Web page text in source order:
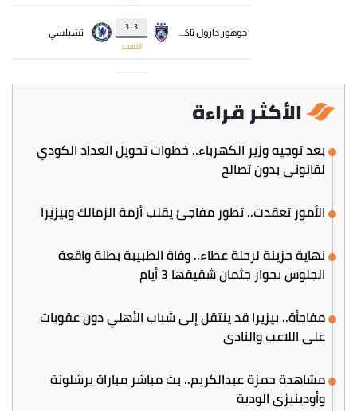
الأكثر قراءة
بعد توجيه وزير الكهرباء.. خطوات تحويل العداد الكودي
لقانوني بدون تصالح
الأمور تعقدت.. تطور مفاجئ يقلب أزمة الزمالك وبيزيرا
نهاية حزينة لرحلة عطاء.. وفاة الطبيبة بطلة واقعة
الجلوس بجوار جثمان شقيقها 3 أيام
مفاجأة.. بيزيرا قد ينتقل إلى شباب الأهلي دون عقوبات
على اللاعب والنادي
مشاهدة حمزة عبدالكريم.. بث مباشر مباراة برشلونة
وأودينيزي الودية